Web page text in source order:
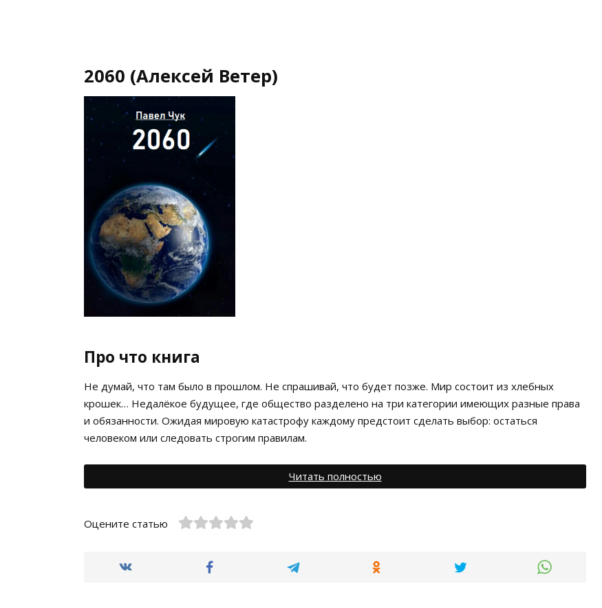
2060 (Алексей Ветер)
Про что книга
Не думай, что там было в прошлом. Не спрашивай, что будет позже. Мир состоит из хлебных
крошек… Недалёкое будущее, где общество разделено на три категории имеющих разные права
и обязанности. Ожидая мировую катастрофу каждому предстоит сделать выбор: остаться
человеком или следовать строгим правилам.
Читать полностью
Оцените статью